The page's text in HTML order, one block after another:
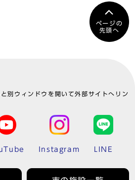
ページの
先頭へ
別ウィンドウを開いて外部サイトへリン
Instagram LINE